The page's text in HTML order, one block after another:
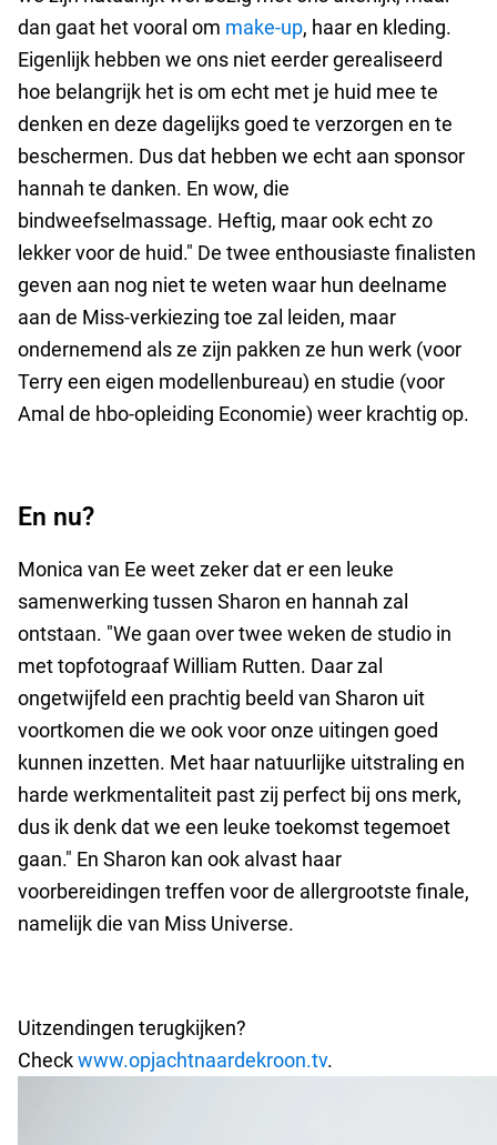
dan gaat het vooral om make-up, haar en kleding.
Eigenlijk hebben we ons niet eerder gerealiseerd
hoe belangrijk het is om echt met je huid mee te
denken en deze dagelijks goed te verzorgen en te
beschermen. Dus dat hebben we echt aan sponsor
hannah te danken. En wow, die
bindweefselmassage. Heftig, maar ook echt zo
lekker voor de huid." De twee enthousiaste finalisten
geven aan nog niet te weten waar hun deelname
aan de Miss-verkiezing toe zal leiden, maar
ondernemend als ze zijn pakken ze hun werk (voor
Terry een eigen modellenbureau) en studie (voor
Amal de hbo-opleiding Economie) weer krachtig op.
En nu?
Monica van Ee weet zeker dat er een leuke
samenwerking tussen Sharon en hannah zal
ontstaan. "We gaan over twee weken de studio in
met topfotograaf William Rutten. Daar zal
ongetwijfeld een prachtig beeld van Sharon uit
voortkomen die we ook voor onze uitingen goed
kunnen inzetten. Met haar natuurlijke uitstraling en
harde werkmentaliteit past zij perfect bij ons merk,
dus ik denk dat we een leuke toekomst tegemoet
gaan." En Sharon kan ook alvast haar
voorbereidingen treffen voor de allergrootste finale,
namelijk die van Miss Universe.
Uitzendingen terugkijken?
Checkwww.opjachtnaardekroon.tv.